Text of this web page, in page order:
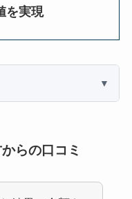
を実現
らの口コミ